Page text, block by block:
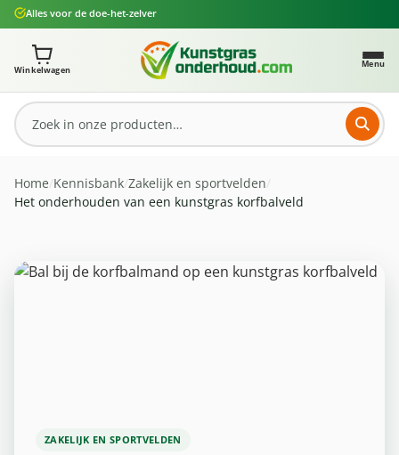
Ga naar de hoofdinhoud
Alles voor de doe-het-zelver
Je winkelwagen bevat 0 artikelen. Totaalbedrag: €
Winkelwagen
Menu
Home/Kennisbank/Zakelijk en sportvelden/
Het onderhouden van een kunstgras korfbalveld
ZAKELIJK EN SPORTVELDEN